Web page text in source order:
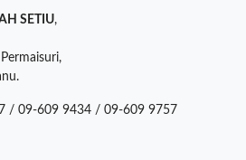
SETIU,
/ 09-609 9434 / 09-609 9757